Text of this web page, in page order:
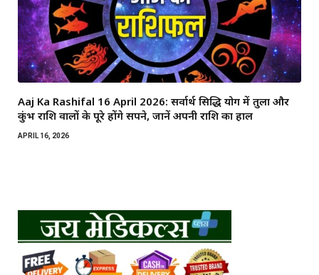
Aaj Ka Rashifal 16 April 2026: सर्वार्थ सिद्धि योग में तुला और
कुंभ राशि वालों के पूरे होंगे सपने, जानें अपनी राशि का हाल
APRIL 16, 2026